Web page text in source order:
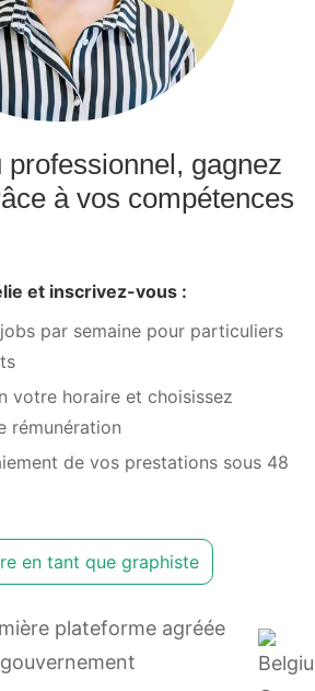
professionnel, gagnez
à vos compétences
et inscrivez-vous :
par semaine pour particuliers
votre horaire et choisissez
rémunération
de vos prestations sous 48
en tant que graphiste
plateforme agréée